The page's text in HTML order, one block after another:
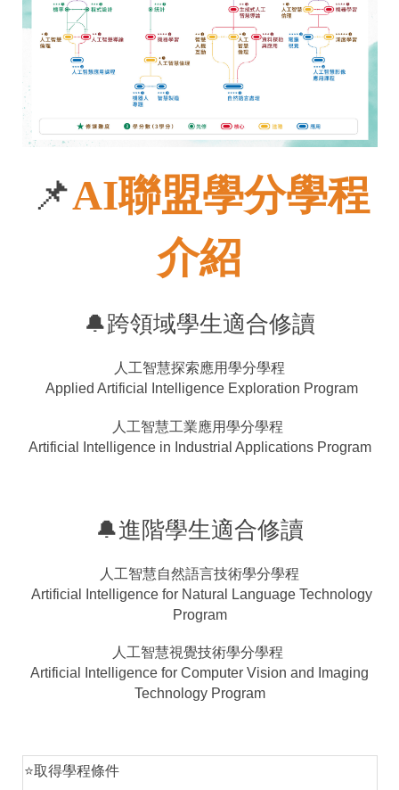
📌AI聯盟學分學程
介紹
🔔跨領域學生適合修讀
人工智慧探索應用學分學程
Applied Artificial Intelligence Exploration Program
人工智慧工業應用學分學程
Artificial Intelligence in Industrial Applications Program
🔔進階學生適合修讀
人工智慧自然語言技術學分學程
Artificial Intelligence for Natural Language Technology
Program
人工智慧視覺技術學分學程
Artificial Intelligence for Computer Vision and Imaging
Technology Program
⭐取得學程條件